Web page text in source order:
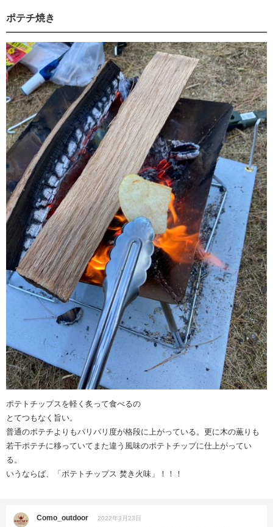
ポテチ焼き
ポテトチップスを軽く炙って食べるの
とてつもなく旨い。
普通のポテチよりもパリパリ度が格段に上がっている。更に木の薫りも
若干ポテチに移っていてまた違う風味のポテトチップに仕上がってい
る。
いうならば、「ポテトチップス 焚き火味」！！！
Como_outdoor 2022年3月23日